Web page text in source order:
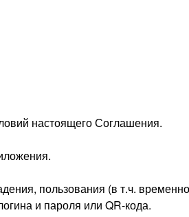
настоящего Соглашения.
пользования (в т.ч.
и пароля или QR-кода.